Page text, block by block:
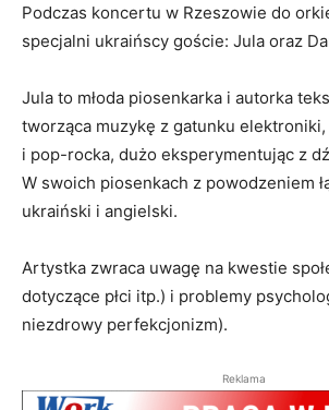
Podczas koncertu w Rzeszowie do
specjalni ukraińscy goście: Jula oraz
Jula to młoda piosenkarka i autorka
tworząca muzykę z gatunku
i pop-rocka, dużo eksperymentując z
W swoich piosenkach z powodzeniem
ukraiński i angielski.
Artystka zwraca uwagę na kwestie
dotyczące płci itp.) i problemy
niezdrowy perfekcjonizm).
Reklama